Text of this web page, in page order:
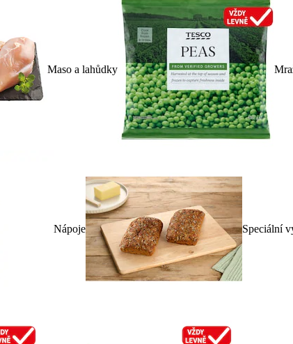
Maso a lahůdky
Nápoje Speciální